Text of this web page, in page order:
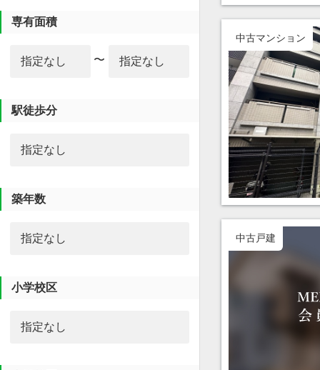
専有面積
〜
駅徒歩分
築年数
小学校区
中古マンション
中古戸建